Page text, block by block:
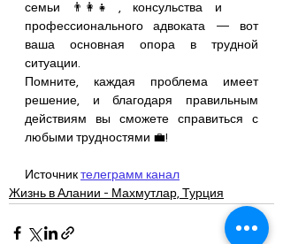
семьи 👨‍👩‍👧, консульства и
профессионального адвоката — вот
ваша основная опора в трудной
ситуации.
Помните, каждая проблема имеет
решение, и благодаря правильным
действиям вы сможете справиться с
любыми трудностями 💼!
Источник телеграмм канал
Жизнь в Алании - Махмутлар, Турция